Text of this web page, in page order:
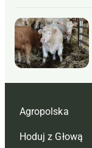
Agropolska
Redakcja
Hoduj z Głową